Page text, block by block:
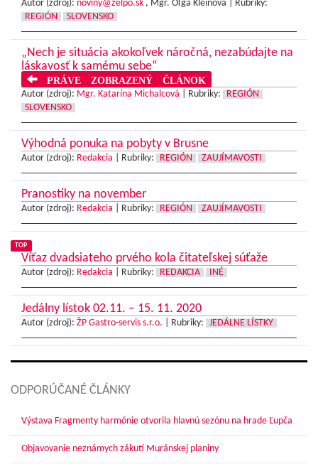
Autor (zdroj): noviny@zelpo.sk , Mgr. Oľga Kleinová |
Rubriky:
REGIÓN
SLOVENSKO
„Nech je situácia akokoľvek náročná, nezabúdajte na
láskavosť k samému sebe“
PRÁVE ZOBRAZENÝ ČLÁNOK
Autor (zdroj): Mgr. Katarína Michalcová Rubriky:
REGIÓN
SLOVENSKO
Výhodná ponuka na pobyty v Brusne
Autor (zdroj): Redakcia Rubriky: REGIÓN ZAUJÍMAVOSTI
Pranostiky na november
Autor (zdroj): Redakcia Rubriky: REGIÓN ZAUJÍMAVOSTI
TOP
Víťaz dvadsiateho prvého kola čitateľskej súťaže
Autor (zdroj): Redakcia Rubriky: REDAKCIA INÉ
Jedálny lístok 02.11. – 15. 11. 2020
Autor (zdroj): ŽP Gastro-servis s.r.o. Rubriky: JEDÁLNE LÍSTKY
ODPORÚČANÉ ČLÁNKY
Výstava Fragmenty harmónie otvorila hlavnú sezónu na hrade Ľupča
Objavovanie neznámych zákutí Muránskej planiny